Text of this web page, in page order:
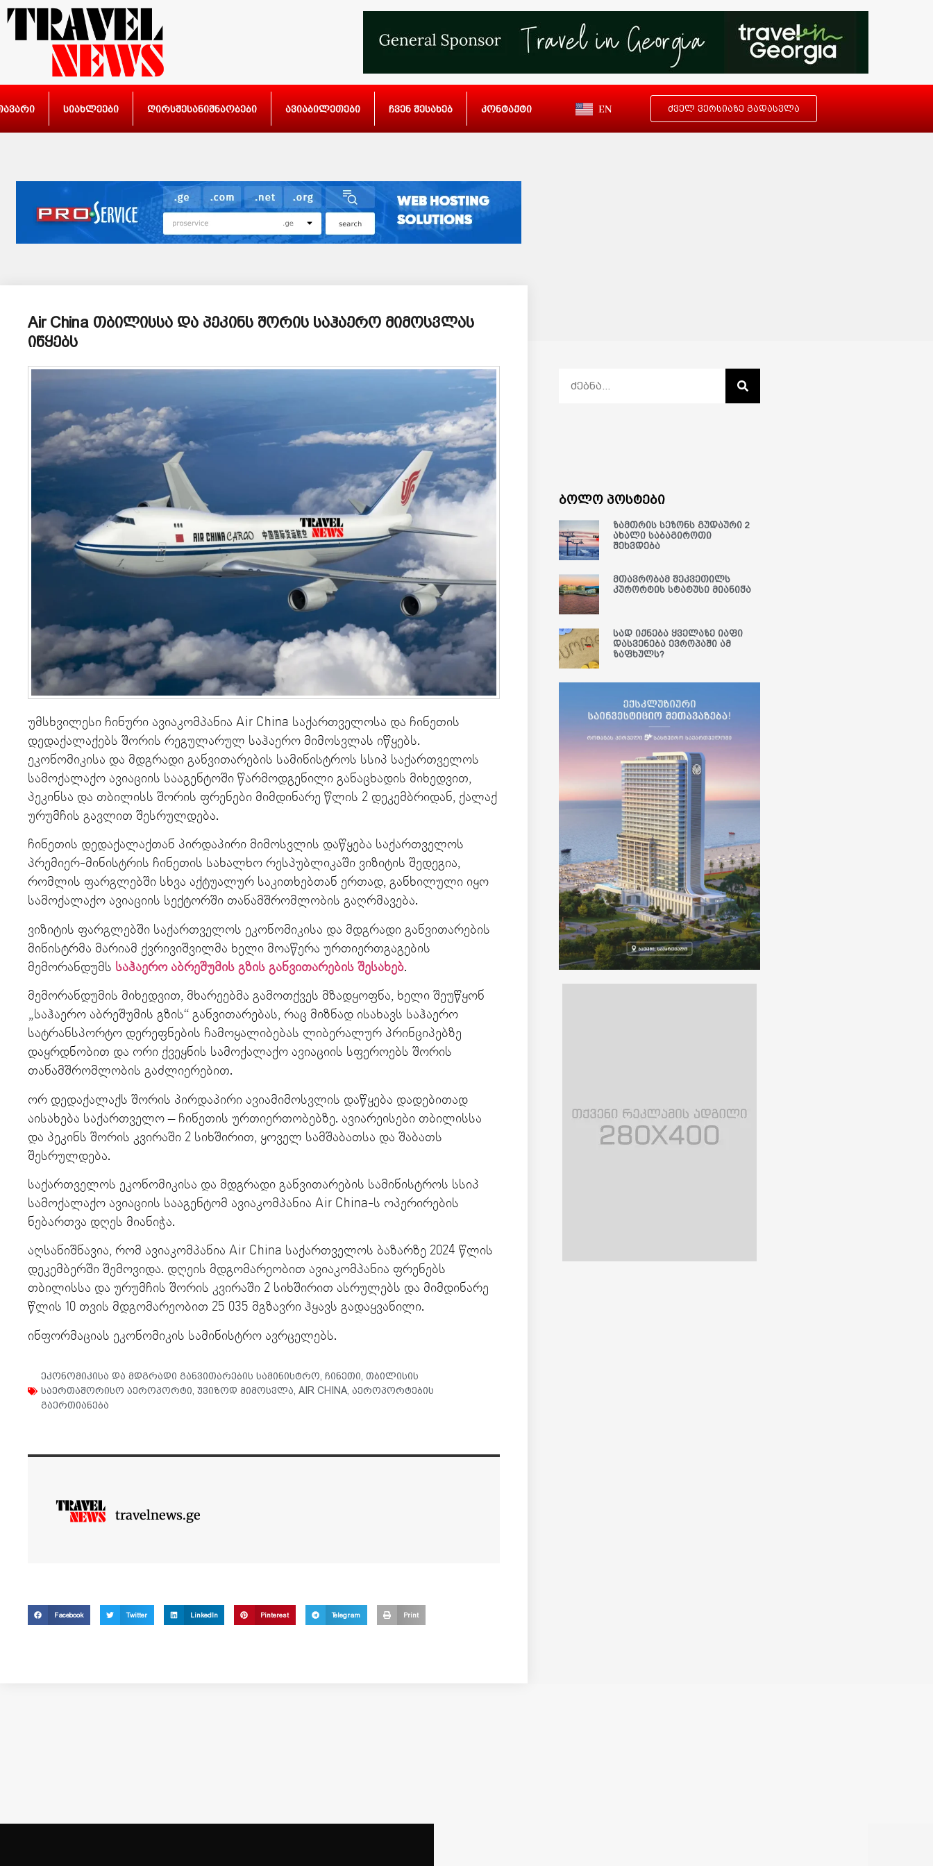
სიახლეები ღირსშესანიშნაობები ავიაბილეთები ჩვენ შესახებ კონტაქტი EN ძველ ვერსიაზე გადასვლა
Air China თბილისსა და პეკინს შორის საჰაერო მიმოსვლას
იწყებს
უმსხვილესი ჩინური ავიაკომპანია Air China საქართველოსა და ჩინეთის
დედაქალაქებს შორის რეგულარულ საჰაერო მიმოსვლას იწყებს.
ეკონომიკისა და მდგრადი განვითარების სამინისტროს სსიპ საქართველოს
სამოქალაქო ავიაციის სააგენტოში წარმოდგენილი განაცხადის მიხედვით,
პეკინსა და თბილისს შორის ფრენები მიმდინარე წლის 2 დეკემბრიდან, ქალაქ
ურუმჩის გავლით შესრულდება.
ჩინეთის დედაქალაქთან პირდაპირი მიმოსვლის დაწყება საქართველოს
პრემიერ-მინისტრის ჩინეთის სახალხო რესპუბლიკაში ვიზიტის შედეგია,
რომლის ფარგლებში სხვა აქტუალურ საკითხებთან ერთად, განხილული იყო
სამოქალაქო ავიაციის სექტორში თანამშრომლობის გაღრმავება.
ვიზიტის ფარგლებში საქართველოს ეკონომიკისა და მდგრადი განვითარების
მინისტრმა მარიამ ქვრივიშვილმა ხელი მოაწერა ურთიერთგაგების
მემორანდუმს საჰაერო აბრეშუმის გზის განვითარების შესახებ.
მემორანდუმის მიხედვით, მხარეებმა გამოთქვეს მზადყოფნა, ხელი შეუწყონ
„საჰაერო აბრეშუმის გზის“ განვითარებას, რაც მიზნად ისახავს საჰაერო
სატრანსპორტო დერეფნების ჩამოყალიბებას ლიბერალურ პრინციპებზე
დაყრდნობით და ორი ქვეყნის სამოქალაქო ავიაციის სფეროებს შორის
თანამშრომლობის გაძლიერებით.
ორ დედაქალაქს შორის პირდაპირი ავიამიმოსვლის დაწყება დადებითად
აისახება საქართველო – ჩინეთის ურთიერთობებზე. ავიარეისები თბილისსა
და პეკინს შორის კვირაში 2 სიხშირით, ყოველ სამშაბათსა და შაბათს
შესრულდება.
საქართველოს ეკონომიკისა და მდგრადი განვითარების სამინისტროს სსიპ
სამოქალაქო ავიაციის სააგენტომ ავიაკომპანია Air China-ს ოპერირების
ნებართვა დღეს მიანიჭა.
აღსანიშნავია, რომ ავიაკომპანია Air China საქართველოს ბაზარზე 2024 წლის
დეკემბერში შემოვიდა. დღეის მდგომარეობით ავიაკომპანია ფრენებს
თბილისსა და ურუმჩის შორის კვირაში 2 სიხშირით ასრულებს და მიმდინარე
წლის 10 თვის მდგომარეობით 25 035 მგზავრი ჰყავს გადაყვანილი.
ინფორმაციას ეკონომიკის სამინისტრო ავრცელებს.
ეკონომიკისა და მდგრადი განვითარების სამინისტრო ჩინეთი თბილისის
საერთაშორისო აეროპორტი უვიზოდ მიმოსვლა AIR CHINA აეროპორტების
გაერთიანება
travelnews.ge
Facebook Twitter LinkedIn Pinterest Telegram Print
ბოლო პოსტები
ზამთრის სეზონს გუდაური 2
ახალი საბაგიროთი
შეხვდება
მთავრობამ შეკვეთილს
კურორტის სტატუსი მიანიჭა
სად იქნება ყველაზე იაფი
დასვენება ევროპაში ამ
ზაფხულს?